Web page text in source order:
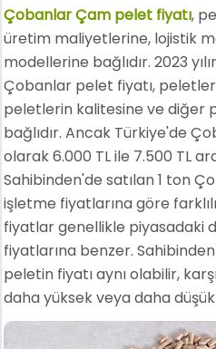
Çobanlar Çam pelet fiyatı,
üretim maliyetlerine, lojistik
modellerine bağlıdır. 2023
Çobanlar pelet fiyatı,
peletlerin kalitesine ve diğer
bağlıdır. Ancak Türkiye'de
olarak 6.000 TL ile 7.500 TL
Sahibinden'de satılan 1 ton
işletme fiyatlarına göre
fiyatlar genellikle piyasadaki
fiyatlarına benzer.
peletin fiyatı aynı olabilir,
daha yüksek veya daha